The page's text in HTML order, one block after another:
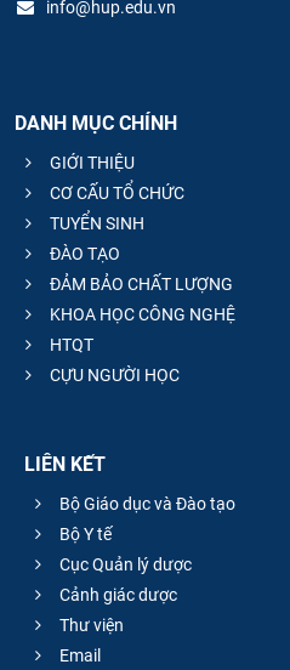
info@hup.edu.vn
DANH MỤC CHÍNH
GIỚI THIỆU
CƠ CẤU TỔ CHỨC
TUYỂN SINH
ĐÀO TẠO
ĐẢM BẢO CHẤT LƯỢNG
KHOA HỌC CÔNG NGHỆ
HTQT
CỰU NGƯỜI HỌC
LIÊN KẾT
Bộ Giáo dục và Đào tạo
Bộ Y tế
Cục Quản lý dược
Cảnh giác dược
Thư viện
Email